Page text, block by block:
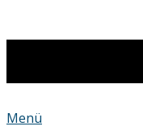
Menü